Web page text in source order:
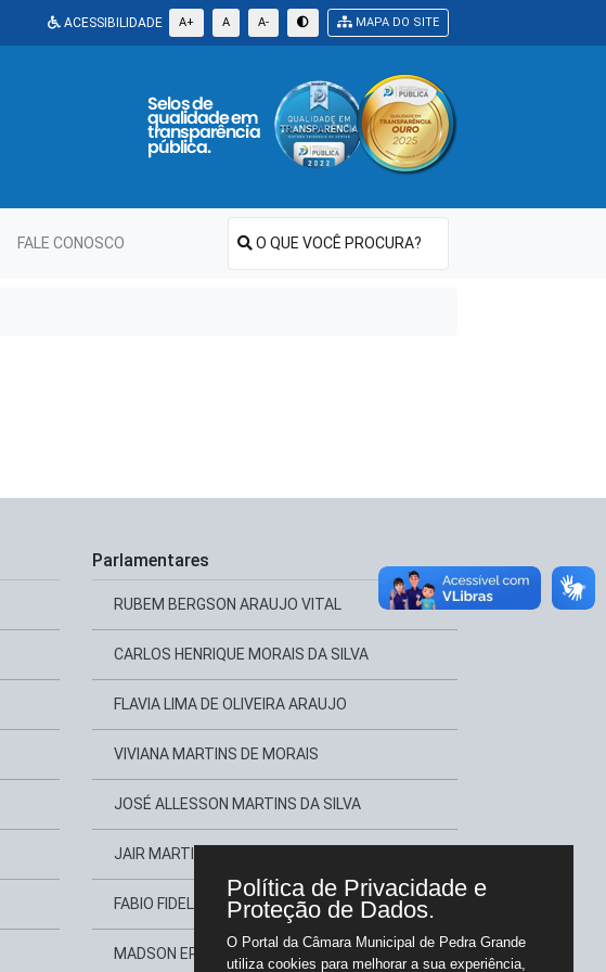
ACESSIBILIDADE A+ A A- MAPA DO SITE
FALE CONOSCO O QUE VOCÊ PROCURA?
Parlamentares
RUBEM BERGSON ARAUJO VITAL
CARLOS HENRIQUE MORAIS DA SILVA
FLAVIA LIMA DE OLIVEIRA ARAUJO
VIVIANA MARTINS DE MORAIS
JOSÉ ALLESSON MARTINS DA SILVA
JAIR MARTINS TORRES
FABIO FIDELE FERREIRA
MADSON EREK XAVIER BEZERRA
Política de Privacidade e
Proteção de Dados.
O Portal da Câmara Municipal de Pedra Grande
utiliza cookies para melhorar a sua experiência,